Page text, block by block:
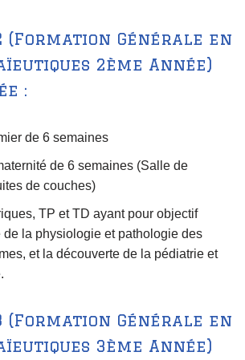
(Formation Générale en
2ème Année)
:
de 6 semaines
de 6 semaines (Salle de
de couches)
TP et TD ayant pour objectif
de la physiologie et pathologie des
et la découverte de la pédiatrie et
(Formation Générale en
3ème Année)